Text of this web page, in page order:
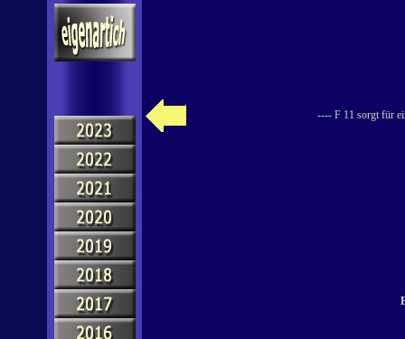
---- F 11 sorgt für